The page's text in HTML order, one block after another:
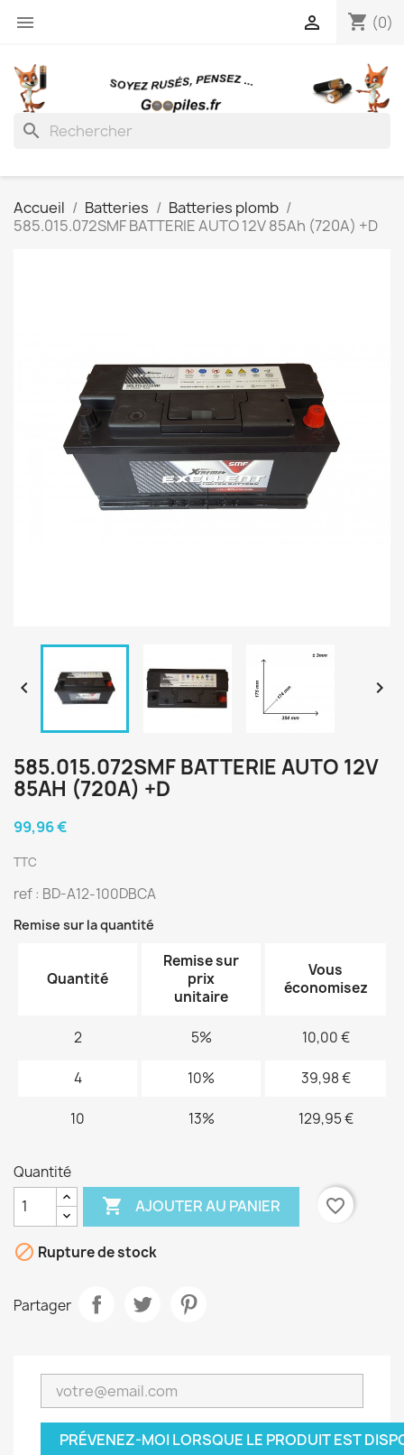
 shopping_cart (0)

search
Accueil Batteries
Batteries plomb
585.015.072SMF BATTERIE AUTO 12V 85Ah (720A) +D
 
585.015.072SMF BATTERIE AUTO 12V
85AH (720A) +D
99,96 €
TTC
ref : BD-A12-100DBCA
Remise sur la quantité
Quantité
Remise sur
prix
unitaire
Vous
économisez
2 5% 10,00 €
4 10% 39,98 €
10 13% 129,95 €
Quantité
 AJOUTER AU PANIER favorite_border
 Rupture de stock
Partager
PRÉVENEZ-MOI LORSQUE LE PRODUIT EST